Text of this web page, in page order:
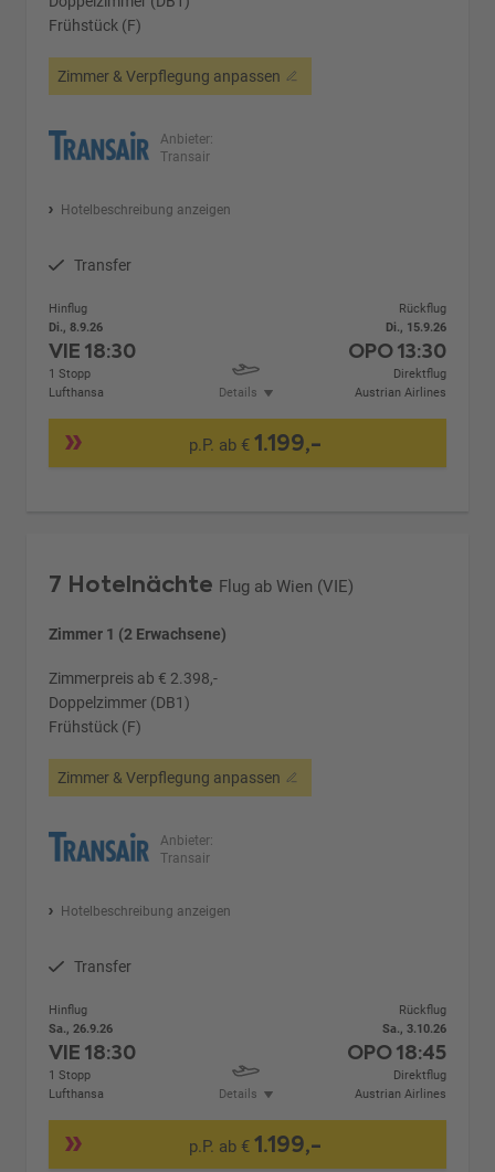
Frühstück (F)
Zimmer & Verpflegung anpassen
Anbieter:
Transair
Hotelbeschreibung anzeigen
Transfer
Hinflug
Di., 8.9.26
VIE18:30
1 Stopp
Lufthansa
Details
Rückflug
Di., 15.9.26
OPO13:30
Direktflug
Austrian Airlines
p.P. ab €1.199,-
7 Hotelnächte Flug ab Wien (VIE)
Zimmer 1 (2 Erwachsene)
Zimmerpreis ab € 2.398,-
Doppelzimmer (DB1)
Frühstück (F)
Zimmer & Verpflegung anpassen
Anbieter:
Transair
Hotelbeschreibung anzeigen
Transfer
Hinflug
Sa., 26.9.26
VIE18:30
1 Stopp
Lufthansa
Details
Rückflug
Sa., 3.10.26
OPO18:45
Direktflug
Austrian Airlines
p.P. ab €1.199,-